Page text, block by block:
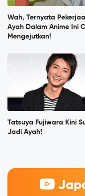
Wah, Ternyata
Ayah Dalam Anime Ini
Mengejutkan!
Tatsuya Fujiwara Kini
Jadi Ayah!